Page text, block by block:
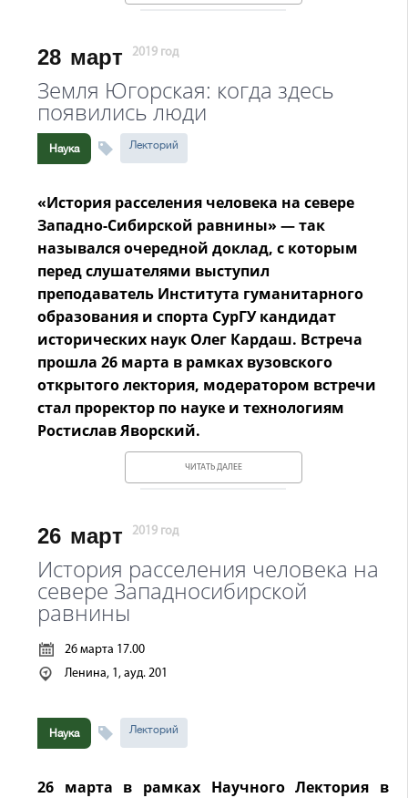
28 март 2019 год
Земля Югорская: когда здесь
появились люди
Наука Лекторий
«История расселения человека на севере
Западно-Сибирской равнины» — так
назывался очередной доклад, с которым
перед слушателями выступил
преподаватель Института гуманитарного
образования и спорта СурГУ кандидат
исторических наук Олег Кардаш. Встреча
прошла 26 марта в рамках вузовского
открытого лектория, модератором встречи
стал проректор по науке и технологиям
Ростислав Яворский.
ЧИТАТЬ ДАЛЕЕ
26 март 2019 год
История расселения человека на
севере Западносибирской
равнины
26 марта 17.00
Ленина, 1, ауд. 201
Наука Лекторий
26 марта в рамках Научного Лектория в